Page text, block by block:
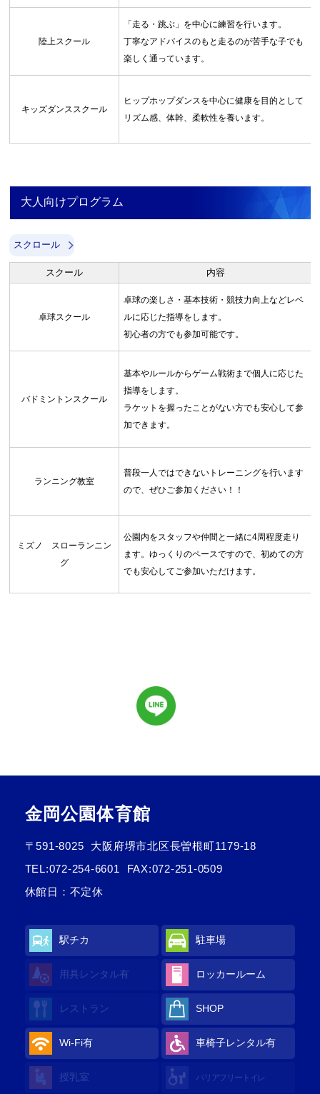
陸上スクール
「走る・跳ぶ」を中心に練習を行います。
丁寧なアドバイスのもと走るのが苦手な子でも
楽しく通っています。
キッズダンススクール
ヒップホップダンスを中心に健康を目的として
リズム感、体幹、柔軟性を養います。
大人向けプログラム
スクロール
スクール 内容
卓球スクール
卓球の楽しさ・基本技術・競技力向上などレベ
ルに応じた指導をします。
初心者の方でも参加可能です。
バドミントンスクール
基本やルールからゲーム戦術まで個人に応じた
指導をします。
ラケットを握ったことがない方でも安心して参
加できます。
ランニング教室
普段一人ではできないトレーニングを行います
ので、ぜひご参加ください！！
ミズノ スローランニン
グ
公園内をスタッフや仲間と一緒に4周程度走り
ます。ゆっくりのペースですので、初めての方
でも安心してご参加いただけます。
金岡公園体育館
〒591-8025
大阪府堺市北区長曽根町1179-18
TEL:072-254-6601
FAX:072-251-0509
休館日：不定休
駅チカ 駐車場
用具レンタル有 ロッカールーム
レストラン SHOP
Wi-Fi有 車椅子レンタル有
授乳室 バリアフリートイレ